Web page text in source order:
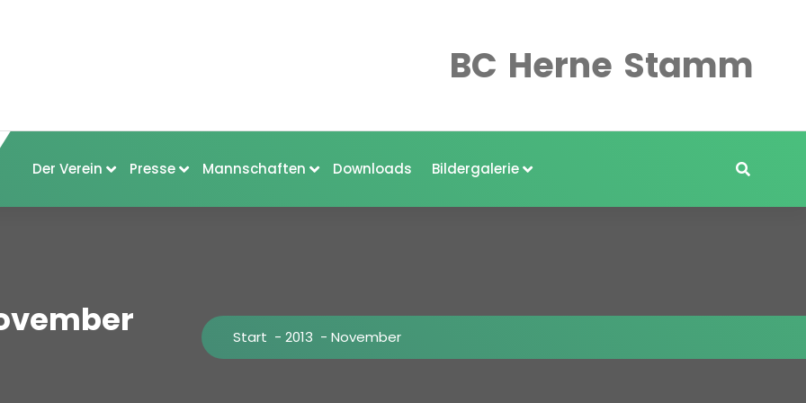
BC Herne Stamm
Der Verein Presse Mannschaften Downloads Bildergalerie
Start - 2013 - November